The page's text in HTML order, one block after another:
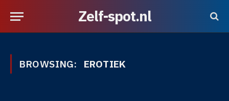
Zelf-spot.nl
BROWSING: EROTIEK